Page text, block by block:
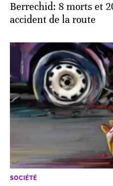
Berrechid: 8 morts et
accident de la route
SOCIÉTÉ